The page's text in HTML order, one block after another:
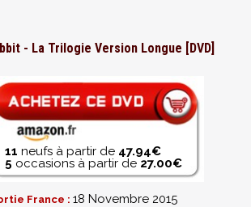
- La Trilogie Version Longue [DVD]
11 neufs à partir de 47.94€
5 occasions à partir de 27.00€
France : 18 Novembre 2015